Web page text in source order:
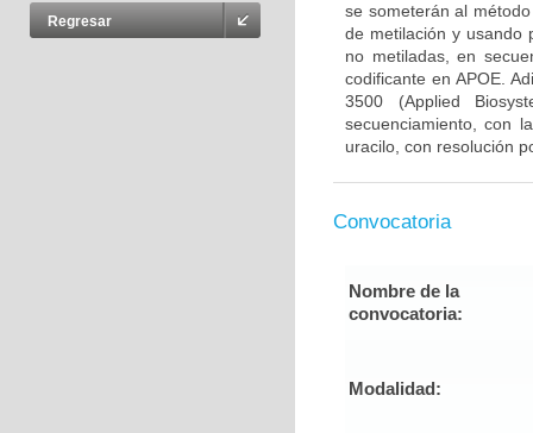
Regresar
se someterán al
de metilación y usando
no metiladas, en
codificante en APOE.
3500 (Applied
secuenciamiento, con
uracilo, con resolución
Convocatoria
Nombre de la
convocatoria:
Modalidad: